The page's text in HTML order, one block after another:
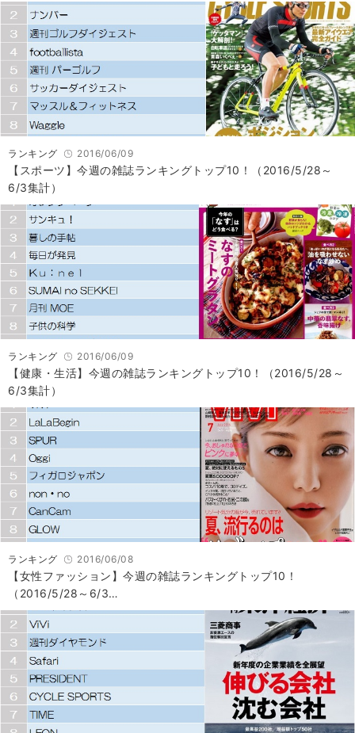
ランキング 2016/06/09
【スポーツ】今週の雑誌ランキングトップ10！（2016/5/28～
6/3集計）
ランキング 2016/06/09
【健康・生活】今週の雑誌ランキングトップ10！（2016/5/28～
6/3集計）
ランキング 2016/06/08
【女性ファッション】今週の雑誌ランキングトップ10！
（2016/5/28～6/3…